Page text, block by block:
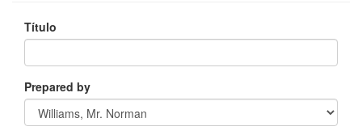
Título
Prepared by